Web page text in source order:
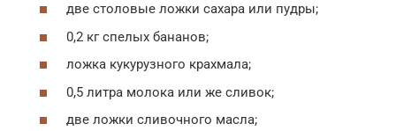
две столовые ложки сахара или пудры;
0,2 кг спелых бананов;
ложка кукурузного крахмала;
0,5 литра молока или же сливок;
две ложки сливочного масла;